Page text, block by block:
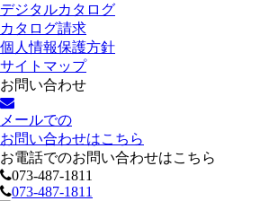
デジタルカタログ
カタログ請求
個人情報保護方針
サイトマップ
お問い合わせ
メールでの
お問い合わせはこちら
お電話でのお問い合わせはこちら
073-487-1811
073-487-1811